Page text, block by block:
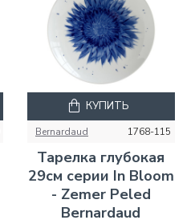
Bernardaud 1768-115
Тарелка глубокая
29см серии In Bloom
- Zemer Peled
Bernardaud
КУПИТЬ